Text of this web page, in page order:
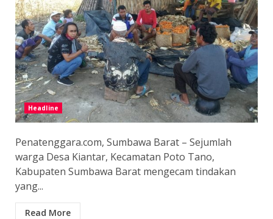
Headline
Penatenggara.com, Sumbawa Barat – Sejumlah
warga Desa Kiantar, Kecamatan Poto Tano,
Kabupaten Sumbawa Barat mengecam tindakan
yang...
Read More